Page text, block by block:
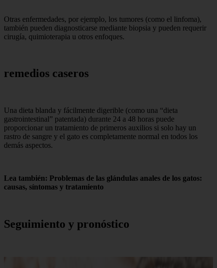
Otras enfermedades, por ejemplo, los tumores (como el linfoma),
también pueden diagnosticarse mediante biopsia y pueden requerir
cirugía, quimioterapia u otros enfoques.
remedios caseros
Una dieta blanda y fácilmente digerible (como una “dieta
gastrointestinal” patentada) durante 24 a 48 horas puede
proporcionar un tratamiento de primeros auxilios si solo hay un
rastro de sangre y el gato es completamente normal en todos los
demás aspectos.
Lea también: Problemas de las glándulas anales de los gatos:
causas, síntomas y tratamiento
Seguimiento y pronóstico